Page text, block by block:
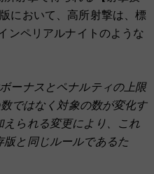
において、高所射撃は、標
ンペリアルナイトのような
ーナスとペナルティの上限
ではなく対象の数が変化す
られる変更により、これ
版と同じルールであるた